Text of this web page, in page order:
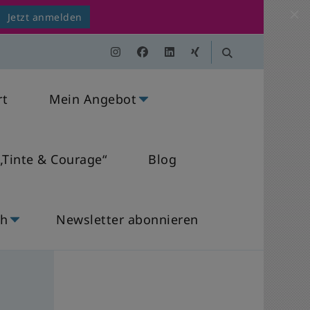
Jetzt anmelden
Mein Angebot
& Courage“ Blog
Newsletter abonnieren